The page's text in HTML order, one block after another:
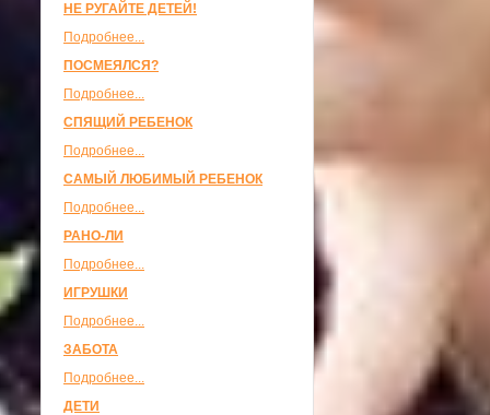
НЕ РУГАЙТЕ ДЕТЕЙ!
Подробнее...
ПОСМЕЯЛСЯ?
Подробнее...
СПЯЩИЙ РЕБЕНОК
Подробнее...
САМЫЙ ЛЮБИМЫЙ РЕБЕНОК
Подробнее...
РАНО-ЛИ
Подробнее...
ИГРУШКИ
Подробнее...
ЗАБОТА
Подробнее...
ДЕТИ